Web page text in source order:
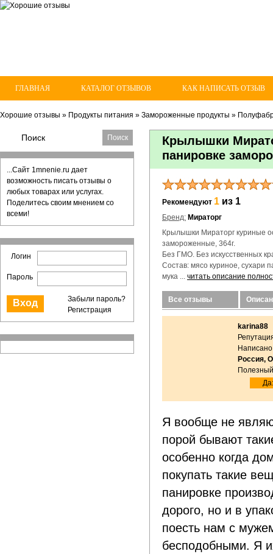
ГЛАВНАЯ КАТАЛОГ ОТЗЫВОВ КАК НАПИСАТЬ ОТЗЫВ
Хорошие отзывы » Продукты питания » Замороженные продукты »
...Сайт 1mnenie.ru дает
возможность писать отзывы о
любых товарах или услугах.
Поделитесь своим мнением со
всеми!
Логин
Пароль
Забыли пароль?
Регистрация
Крылышки
панировке
Рекомендуют 1 из 1
Бренд: Мираторг
Крылышки Мираторг куриные
замороженные, 364г.
Без ГМО. Без искусственных
Состав: мясо куриное, сухари
мука ... читать описание
Все отзывы
karina88
Россия,
Я вообще не
порой бывают
особенно когда
покупать такие
панировке
дорого, но и в
поесть нам с
бесподобными. Я